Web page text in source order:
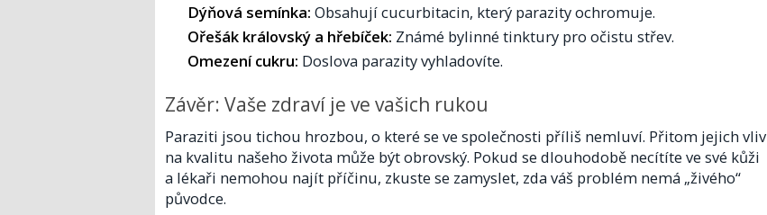
Dýňová semínka: Obsahují cucurbitacin, který parazity ochromuje.
Ořešák královský a hřebíček: Známé bylinné tinktury pro očistu střev.
Omezení cukru: Doslova parazity vyhladovíte.
Závěr: Vaše zdraví je ve vašich rukou
Paraziti jsou tichou hrozbou, o které se ve společnosti příliš nemluví. Přitom jejich vliv
na kvalitu našeho života může být obrovský. Pokud se dlouhodobě necítíte ve své kůži
a lékaři nemohou najít příčinu, zkuste se zamyslet, zda váš problém nemá „živého“
původce.